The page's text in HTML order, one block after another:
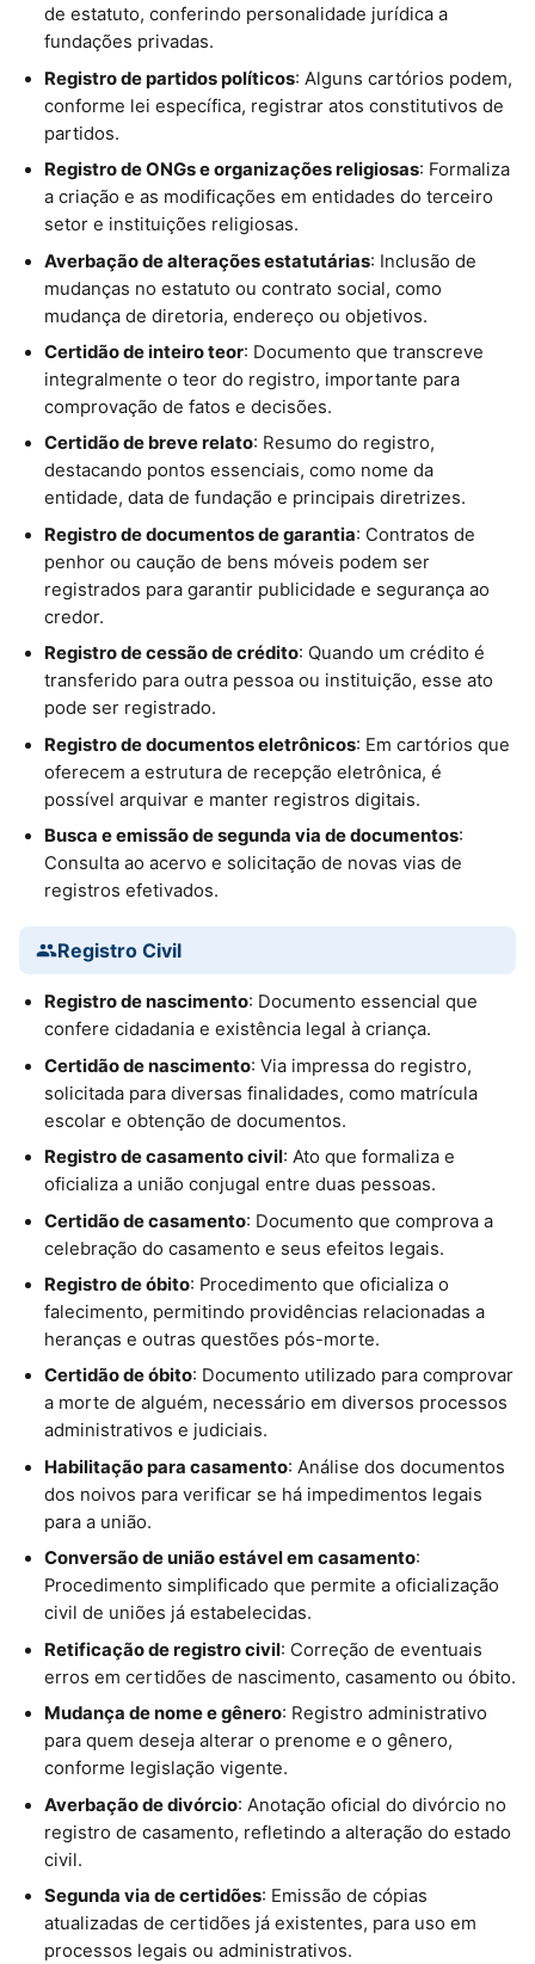
de estatuto, conferindo personalidade jurídica a
fundações privadas.
Registro de partidos políticos: Alguns cartórios podem,
conforme lei específica, registrar atos constitutivos de
partidos.
Registro de ONGs e organizações religiosas: Formaliza
a criação e as modificações em entidades do terceiro
setor e instituições religiosas.
Averbação de alterações estatutárias: Inclusão de
mudanças no estatuto ou contrato social, como
mudança de diretoria, endereço ou objetivos.
Certidão de inteiro teor: Documento que transcreve
integralmente o teor do registro, importante para
comprovação de fatos e decisões.
Certidão de breve relato: Resumo do registro,
destacando pontos essenciais, como nome da
entidade, data de fundação e principais diretrizes.
Registro de documentos de garantia: Contratos de
penhor ou caução de bens móveis podem ser
registrados para garantir publicidade e segurança ao
credor.
Registro de cessão de crédito: Quando um crédito é
transferido para outra pessoa ou instituição, esse ato
pode ser registrado.
Registro de documentos eletrônicos: Em cartórios que
oferecem a estrutura de recepção eletrônica, é
possível arquivar e manter registros digitais.
Busca e emissão de segunda via de documentos:
Consulta ao acervo e solicitação de novas vias de
registros efetivados.
Registro Civil
Registro de nascimento: Documento essencial que
confere cidadania e existência legal à criança.
Certidão de nascimento: Via impressa do registro,
solicitada para diversas finalidades, como matrícula
escolar e obtenção de documentos.
Registro de casamento civil: Ato que formaliza e
oficializa a união conjugal entre duas pessoas.
Certidão de casamento: Documento que comprova a
celebração do casamento e seus efeitos legais.
Registro de óbito: Procedimento que oficializa o
falecimento, permitindo providências relacionadas a
heranças e outras questões pós-morte.
Certidão de óbito: Documento utilizado para comprovar
a morte de alguém, necessário em diversos processos
administrativos e judiciais.
Habilitação para casamento: Análise dos documentos
dos noivos para verificar se há impedimentos legais
para a união.
Conversão de união estável em casamento:
Procedimento simplificado que permite a oficialização
civil de uniões já estabelecidas.
Retificação de registro civil: Correção de eventuais
erros em certidões de nascimento, casamento ou óbito.
Mudança de nome e gênero: Registro administrativo
para quem deseja alterar o prenome e o gênero,
conforme legislação vigente.
Averbação de divórcio: Anotação oficial do divórcio no
registro de casamento, refletindo a alteração do estado
civil.
Segunda via de certidões: Emissão de cópias
atualizadas de certidões já existentes, para uso em
processos legais ou administrativos.